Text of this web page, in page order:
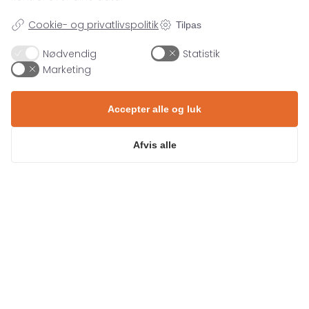
kontakt@asento.dk
Cookie- og privatlivspolitik Tilpas
Nødvendig
Statistik
Marketing
Afvis alle
Accepter alle og luk